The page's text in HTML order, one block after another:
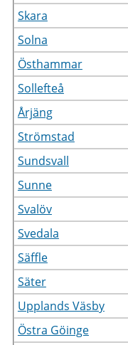
Skara
Solna
Östhammar
Sollefteå
Årjäng
Strömstad
Sundsvall
Sunne
Svalöv
Svedala
Säffle
Säter
Upplands Väsby
Östra Göinge